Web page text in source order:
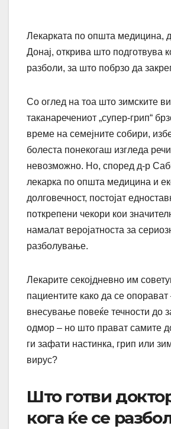
Лекарката по општа медицина,
Донај, открива што подготвува
разболи, за што побрзо да
Со оглед на тоа што зимските
таканаречениот „супер-грип“
време на семејните собири,
болеста понекогаш изгледа
невозможно. Но, според д-р
лекарка по општа медицина и
долговечност, постојат
поткрепени чекори кои
намалат веројатноста за
разболување.
Лекарите секојдневно им
пациентите како да се опорават
внесување повеќе течности до
одмор – но што прават самите
ги зафати настинка, грип или
вирус?
Што готви
кога ќе се